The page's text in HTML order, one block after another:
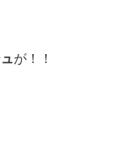
が！！